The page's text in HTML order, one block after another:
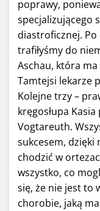
poprawy,
specjalizującego
diastroficznej. Po
trafiłyśmy do
Aschau, która
Tamtejsi lekarze
Kolejne trzy –
kręgosłupa
Vogtareuth.
sukcesem, dzięki
chodzić w
wszystko, co
się, że nie jest to
chorobie, jaką